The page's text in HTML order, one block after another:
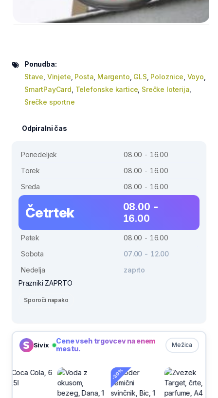
Ponudba:
Stave Vinjete Posta Margento GLS Poloznice Voyo
SmartPayCard Telefonske kartice Srečke loterija
Srečke sportne
Odpiralni čas
Ponedeljek
08.00 - 16.00
Torek
08.00 - 16.00
Sreda
08.00 - 16.00
Četrtek
08.00 -
16.00
Petek
08.00 - 16.00
Sobota
07.00 - 12.00
Nedelja
zaprto
Prazniki ZAPRTO
Sporoči napako
Sivix Mežica
Cene vseh trgovcev na enem
mestu.